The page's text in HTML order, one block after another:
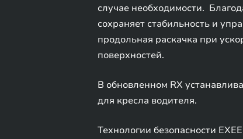
случае необходимости.
сохраняет стабильность и
продольная раскачка при
поверхностей.
В обновленном RX
для кресла водителя.
Технологии безопасности